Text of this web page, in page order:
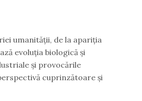
umanității, de la apariția
evoluția biologică și
și provocările
cuprinzătoare și